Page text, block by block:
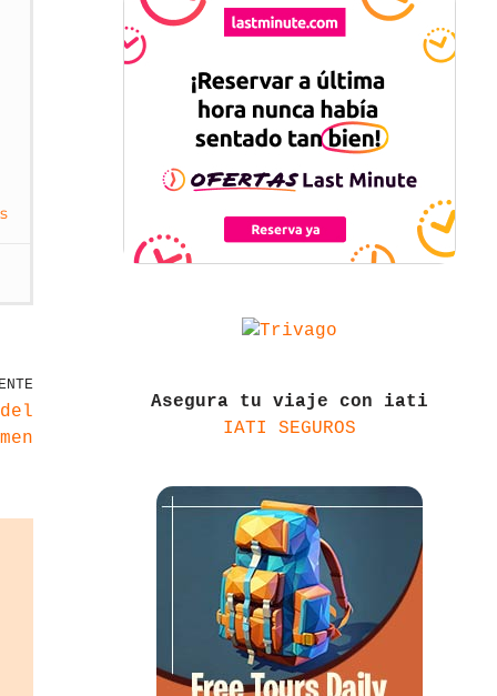
Asegura tu viaje con iati
IATI SEGUROS